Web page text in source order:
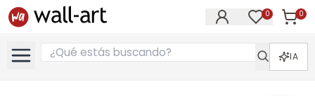
0 0
IA